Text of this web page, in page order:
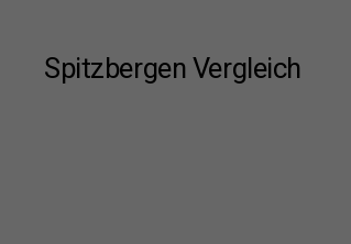
Spitzbergen Vergleich